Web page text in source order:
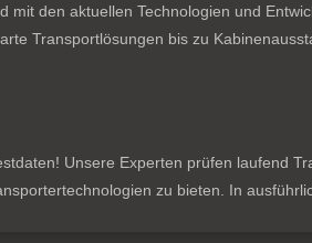
den aktuellen Technologien und
Transportlösungen bis zu
Unsere Experten prüfen laufend
zu bieten. In